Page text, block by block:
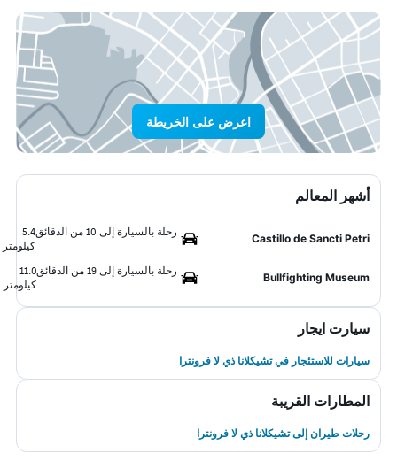
اعرض على الخريطة
أشهر المعالم
Castillo de Sancti Petri
رحلة بالسيارة إلى 10 من الدقائق
5.4
كيلومتر
Bullfighting Museum
رحلة بالسيارة إلى 19 من الدقائق
11.0
كيلومتر
سيارت ايجار
سيارات للاستئجار في تشيكلانا ذي لا فرونترا
المطارات القريبة
رحلات طيران إلى تشيكلانا ذي لا فرونترا